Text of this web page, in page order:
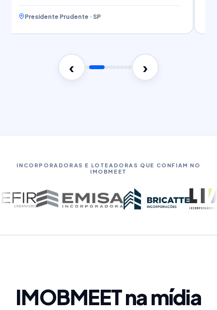
Presidente Prudente · SP
‹ ›
INCORPORADORAS E LOTEADORAS QUE CONFIAM NO
IMOBMEET
IMOBMEET na mídia